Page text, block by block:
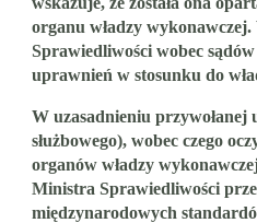
organu władzy wykonawczej.
Sprawiedliwości wobec
uprawnień w stosunku do
W uzasadnieniu przywołanej
służbowego), wobec czego
organów władzy
Ministra Sprawiedliwości
międzynarodowych